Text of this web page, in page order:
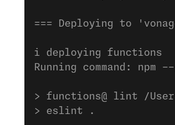
=== Deploying to
i deploying functions
Running command: npm
> functions@ lint /
> eslint .